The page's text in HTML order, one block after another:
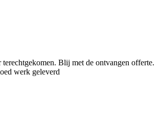
Blij met de ontvangen offerte.
werk geleverd